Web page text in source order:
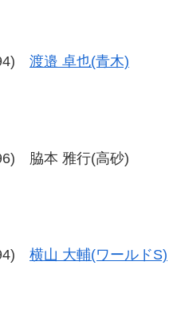
渡邉 卓也(青木)
脇本 雅行(高砂)
横山 大輔(ワールドS)